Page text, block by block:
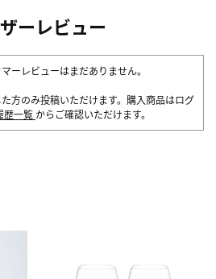
ーレビュー
ーレビューはまだありません。
方のみ投稿いただけます。購入商品はログ
歴一覧 からご確認いただけます。